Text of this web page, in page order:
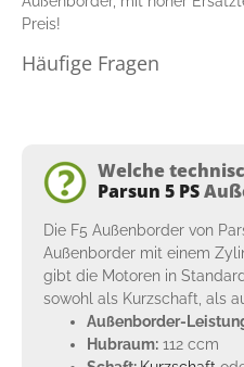
Preis!
Häufige Fragen
Welche
Parsun 5 PS
Die F5 Außenborder von
Außenborder mit einem
gibt die Motoren in
sowohl als Kurzschaft, als
Außenborder-
Hubraum: 112 ccm